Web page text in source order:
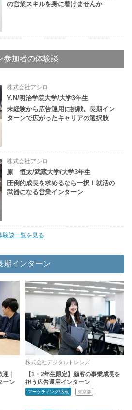
の営業スキルを身に着けませんか
参加者の体験談
株式会社アシロ
Y.N/明治学院大学/大学3年生
未経験から広告運用に挑戦。長期イン
ターンで広がったキャリアの選択肢
株式会社アシロ
原 恒太/武蔵大学/大学3年生
圧倒的成長を求めるなら一択！就活の
武器になる営業インターン
験談一覧を見る
期インターン
迎｜
ーン
株式会社デジタルトレンズ
【1・2年生限定】顧客の事業成長を
担う広告運用インターン
マーケティング/広報 東京都